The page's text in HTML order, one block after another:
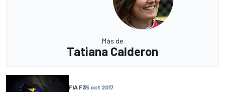
Más de
Tatiana Calderon
FIA F35 oct 2017